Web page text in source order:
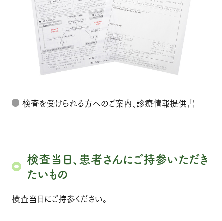
検査を受けられる方へのご案内、診療情報提供書
検査当日、患者さんにご持参いただき
たいもの
検査当日にご持参ください。